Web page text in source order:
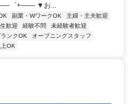
゜+―― ▼お...
副業・WワークOK
主婦・主夫歓迎
歓迎 経験不問
未経験者歓迎
ランクOK
オープニングスタッフ
OK